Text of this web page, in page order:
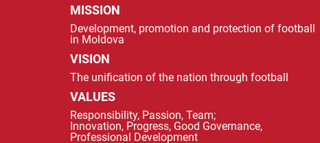
MISSION
Development, promotion and protection of football
in Moldova
VISION
The unification of the nation through football
VALUES
Responsibility, Passion, Team;
Innovation, Progress, Good Governance,
Professional Development